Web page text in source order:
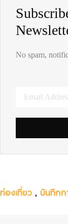
No spam,
ท่องเที่ยว , บันทึกก